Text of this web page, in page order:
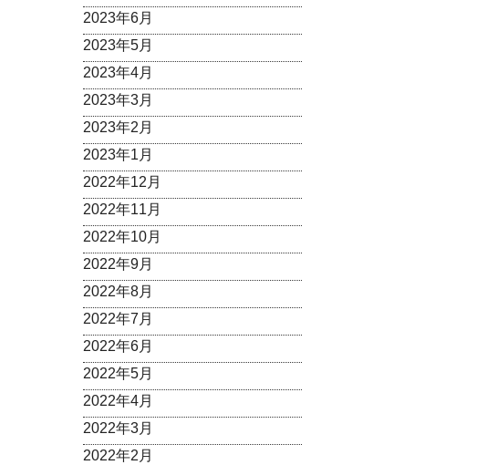
2023年6月
2023年5月
2023年4月
2023年3月
2023年2月
2023年1月
2022年12月
2022年11月
2022年10月
2022年9月
2022年8月
2022年7月
2022年6月
2022年5月
2022年4月
2022年3月
2022年2月